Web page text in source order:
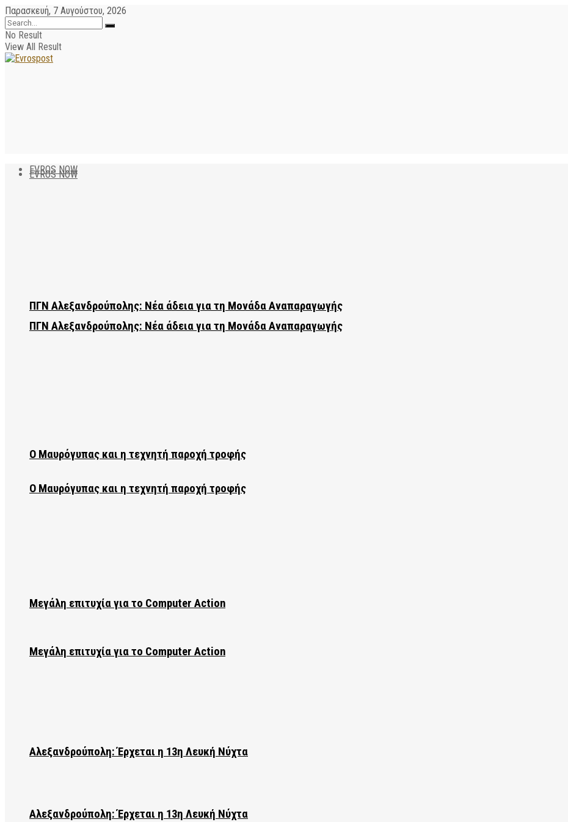
Παρασκευή, 7 Αυγούστου, 2026
No Result
View All Result
EVROS NOW
ΠΓΝ Αλεξανδρούπολης: Νέα άδεια για τη Μονάδα Αναπαραγωγής
Ο Μαυρόγυπας και η τεχνητή παροχή τροφής
Μεγάλη επιτυχία για το Computer Action
Αλεξανδρούπολη: Έρχεται η 13η Λευκή Νύχτα
EVROS NOW
ΠΓΝ Αλεξανδρούπολης: Νέα άδεια για τη Μονάδα Αναπαραγωγής
Ο Μαυρόγυπας και η τεχνητή παροχή τροφής
Μεγάλη επιτυχία για το Computer Action
Αλεξανδρούπολη: Έρχεται η 13η Λευκή Νύχτα